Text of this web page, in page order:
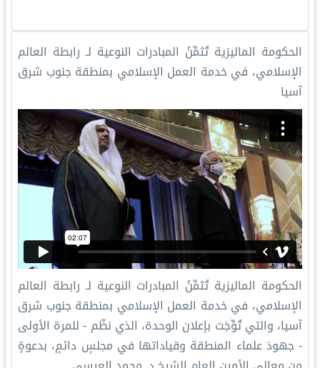
الحكومة الماليزية تُثمِّنُ المبادرات النوعية لـ رابطة العالم
الإسلامي‬⁩، في خدمة العمل الإسلامي بمنطقة جنوب شرق
آسيا
الحكومة الماليزية تُثمِّنُ المبادرات النوعية لـ رابطة العالم
الإسلامي‬⁩، في خدمة العمل الإسلامي بمنطقة جنوب شرق
آسيا، والتي تُوِّجَت بإعلان الوحدة، الذي نظّم - للمرة الأولى
- جهودَ علماء المنطقة وقياداتها في مجلسٍ دائمٍ، بدعوةٍ